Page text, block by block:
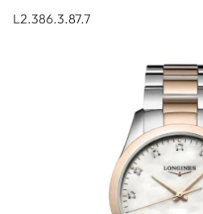
L2.386.3.87.7